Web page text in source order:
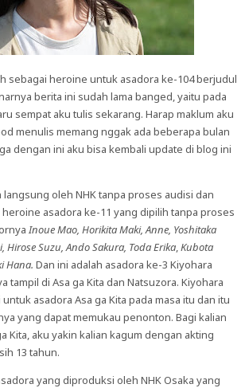
sebagai heroine untuk asadora ke-104 berjudul
berita ini sudah lama banged, yaitu pada
sempat aku tulis sekarang. Harap maklum aku
menulis memang nggak ada beberapa bulan
dengan ini aku bisa kembali update di blog ini
langsung oleh NHK tanpa proses audisi dan
asadora ke-11 yang dipilih tanpa proses
Inoue Mao, Horikita Maki, Anne, Yoshitaka
Hirose Suzu, Ando Sakura, Toda Erika,Kubota
Hana. Dan ini adalah asadora ke-3 Kiyohara
tampil di Asa ga Kita dan Natsuzora. Kiyohara
asadora Asa ga Kita pada masa itu dan itu
yang dapat memukau penonton. Bagi kalian
Kita, aku yakin kalian kagum dengan akting
13 tahun.
yang diproduksi oleh NHK Osaka yang